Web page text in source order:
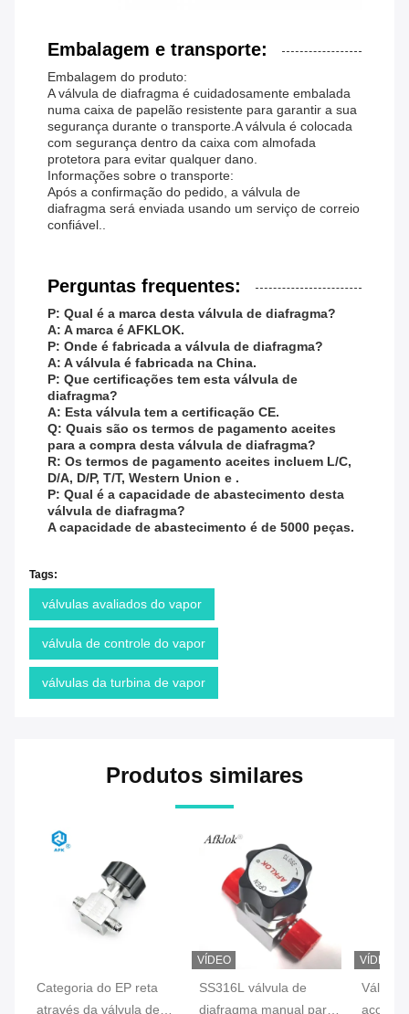
Embalagem e transporte:
Embalagem do produto:
A válvula de diafragma é cuidadosamente embalada
numa caixa de papelão resistente para garantir a sua
segurança durante o transporte.A válvula é colocada
com segurança dentro da caixa com almofada
protetora para evitar qualquer dano.
Informações sobre o transporte:
Após a confirmação do pedido, a válvula de
diafragma será enviada usando um serviço de correio
confiável..
Perguntas frequentes:
P: Qual é a marca desta válvula de diafragma?
A: A marca é AFKLOK.
P: Onde é fabricada a válvula de diafragma?
A: A válvula é fabricada na China.
P: Que certificações tem esta válvula de
diafragma?
A: Esta válvula tem a certificação CE.
Q: Quais são os termos de pagamento aceites
para a compra desta válvula de diafragma?
R: Os termos de pagamento aceites incluem L/C,
D/A, D/P, T/T, Western Union e .
P: Qual é a capacidade de abastecimento desta
válvula de diafragma?
A capacidade de abastecimento é de 5000 peças.
Tags:
válvulas avaliados do vapor
válvula de controle do vapor
válvulas da turbina de vapor
Produtos similares
Categoria do EP reta
através da válvula de
VÍDEO
SS316L válvula de
diafragma manual para
VÍDEO
Válvula
aço